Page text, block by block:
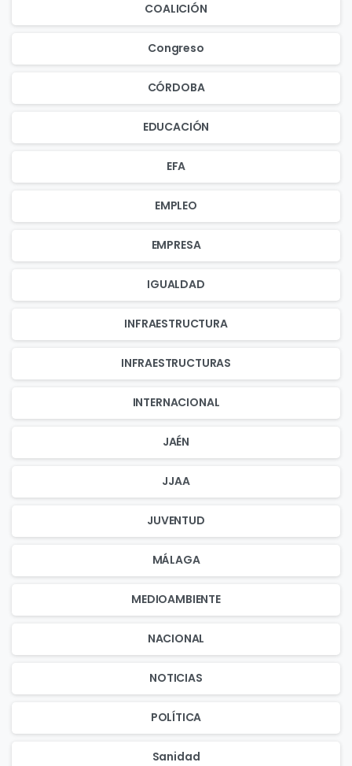
COALICIÓN
Congreso
CÓRDOBA
EDUCACIÓN
EFA
EMPLEO
EMPRESA
IGUALDAD
INFRAESTRUCTURA
INFRAESTRUCTURAS
INTERNACIONAL
JAÉN
JJAA
JUVENTUD
MÁLAGA
MEDIOAMBIENTE
NACIONAL
NOTICIAS
POLÍTICA
Sanidad